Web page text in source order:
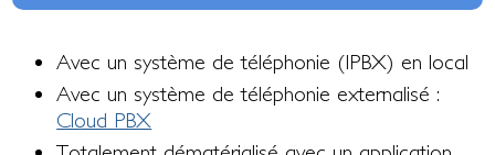
Avec un système de téléphonie (IPBX) en local
Avec un système de téléphonie externalisé :
Cloud PBX